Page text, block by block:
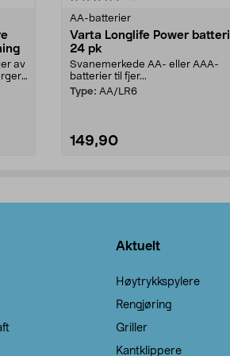
av
AA-batterier
Varta Longlife Power batteri
24 pk
Svanemerkede AA- eller AAA-
batterier til fjer...
Type: AA/LR6
149,90
Aktuelt
Høytrykkspylere
Rengjøring
Griller
Kantklippere